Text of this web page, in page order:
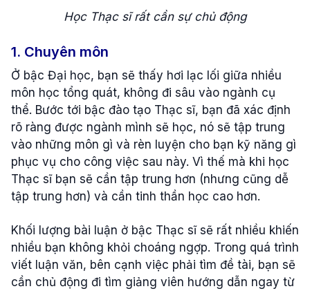
Học Thạc sĩ rất cần sự chủ động
1. Chuyên môn
Ở bậc Đại học, bạn sẽ thấy hơi lạc lối giữa nhiều
môn học tổng quát, không đi sâu vào ngành cụ
thể. Bước tới bậc đào tạo Thạc sĩ, bạn đã xác định
rõ ràng được ngành mình sẽ học, nó sẽ tập trung
vào những môn gì và rèn luyện cho bạn kỹ năng gì
phục vụ cho công việc sau này. Vì thế mà khi học
Thạc sĩ bạn sẽ cần tập trung hơn (nhưng cũng dễ
tập trung hơn) và cần tinh thần học cao hơn.
Khối lượng bài luận ở bậc Thạc sĩ sẽ rất nhiều khiến
nhiều bạn không khỏi choáng ngợp. Trong quá trình
viết luận văn, bên cạnh việc phải tìm đề tài, bạn sẽ
cần chủ động đi tìm giảng viên hướng dẫn ngay từ